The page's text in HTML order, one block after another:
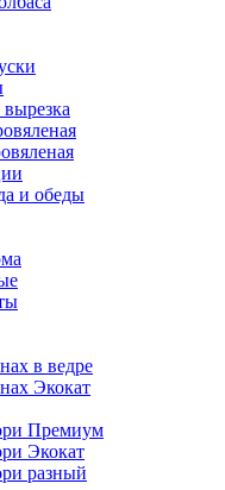
и обеды
в ведре
Экокат
Премиум
Экокат
разный